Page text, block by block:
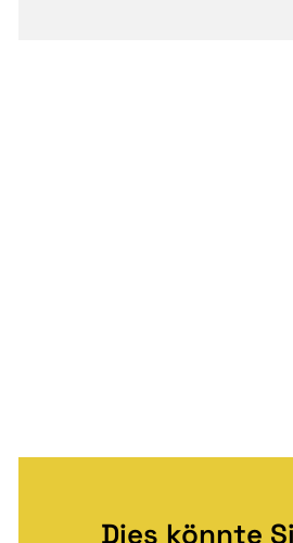
Dies könnte